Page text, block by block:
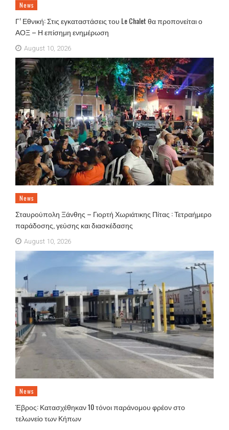
News
Γ’ Εθνική: Στις εγκαταστάσεις του Le Chalet θα προπονείται ο
ΑΟΞ – Η επίσημη ενημέρωση
August 10, 2026
News
Σταυρούπολη Ξάνθης – Γιορτή Χωριάτικης Πίτας : Τετραήμερο
παράδοσης, γεύσης και διασκέδασης
August 10, 2026
News
Έβρος: Κατασχέθηκαν 10 τόνοι παράνομου φρέον στο
τελωνείο των Κήπων